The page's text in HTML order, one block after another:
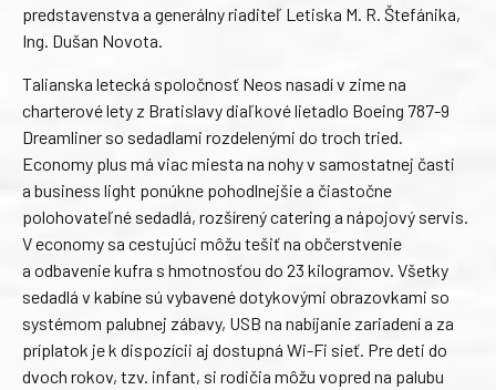
predstavenstva a generálny riaditeľ Letiska M. R. Štefánika,
Ing. Dušan Novota.
Talianska letecká spoločnosť Neos nasadí v zime na
charterové lety z Bratislavy diaľkové lietadlo Boeing 787-9
Dreamliner so sedadlami rozdelenými do troch tried.
Economy plus má viac miesta na nohy v samostatnej časti
a business light ponúkne pohodlnejšie a čiastočne
polohovateľné sedadlá, rozšírený catering a nápojový servis.
V economy sa cestujúci môžu tešiť na občerstvenie
a odbavenie kufra s hmotnosťou do 23 kilogramov. Všetky
sedadlá v kabíne sú vybavené dotykovými obrazovkami so
systémom palubnej zábavy, USB na nabíjanie zariadení a za
príplatok je k dispozícii aj dostupná Wi-Fi sieť. Pre deti do
dvoch rokov, tzv. infant, si rodičia môžu vopred na palubu